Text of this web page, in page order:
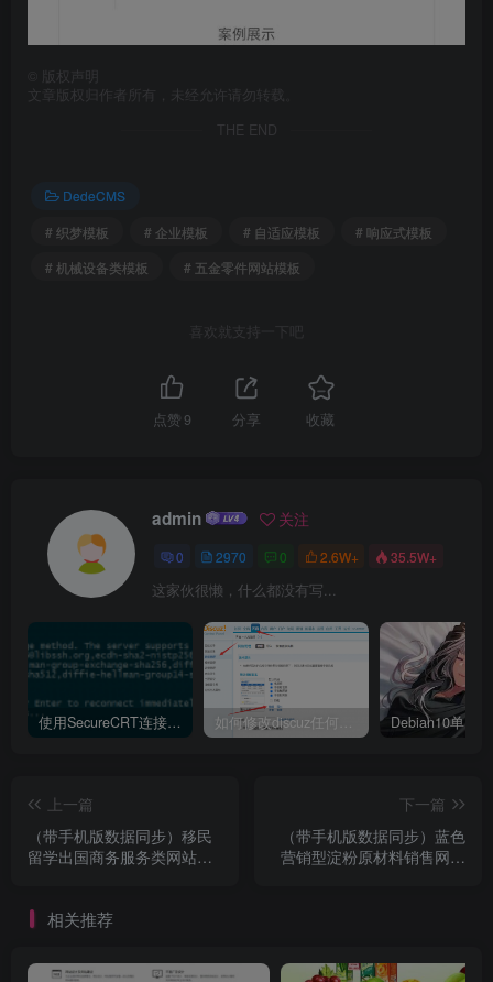
版权声明
文章版权归作者所有，未经允许请勿转载。
THE END
DedeCMS
# 织梦模板
# 企业模板 # 自适应模板
# 响应式模板
# 机械设备类模板
# 五金零件网站模板
喜欢就支持一下吧
点赞 9 分享 收藏
admin 关注
0 2970 0 2.6W+ 35.5W+
这家伙很懒，什么都没有写...
使用SecureCRT连接Ubuntu20.04报错：Key exchange failed. No compatible key exchange method. 如何修改discuz任何模板的编辑器默认字体类型和默认字体大小
上一篇
（带手机版数据同步）移民
留学出国商务服务类网站源
下一篇
（带手机版数据同步）蓝色
营销型淀粉原材料销售网站
相关推荐